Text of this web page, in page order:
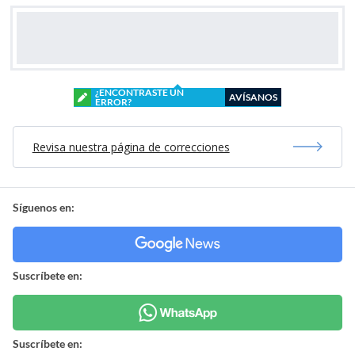
¿ENCONTRASTE UN
ERROR?
AVÍSANOS
Revisa nuestra página de correcciones
Síguenos en:
Suscríbete en:
Suscríbete en: